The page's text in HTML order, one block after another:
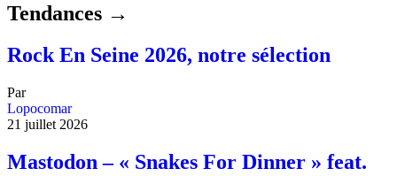
Tendances →
Rock En Seine 2026, notre sélection
Par
Lopocomar
21 juillet 2026
Mastodon – « Snakes For Dinner » feat.